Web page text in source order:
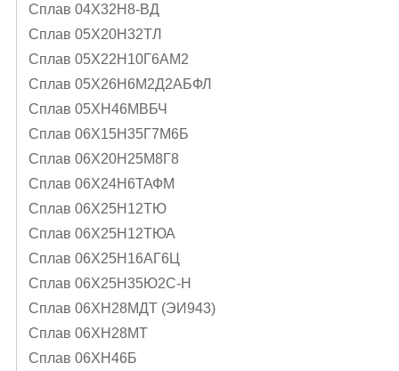
Сплав 04Х32Н8-ВД
Сплав 05X20H32TЛ
Сплав 05Х22Н10Г6АМ2
Сплав 05Х26Н6М2Д2АБФЛ
Сплав 05ХН46МВБЧ
Сплав 06Х15Н35Г7М6Б
Сплав 06Х20Н25М8Г8
Сплав 06Х24Н6ТАФМ
Сплав 06Х25Н12ТЮ
Сплав 06Х25Н12ТЮА
Сплав 06Х25Н16АГ6Ц
Сплав 06Х25Н35Ю2С-Н
Сплав 06ХН28МДТ (ЭИ943)
Сплав 06ХН28МТ
Сплав 06ХН46Б